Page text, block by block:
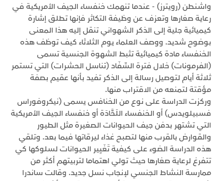
‎واشنطن (رويترز) - عندما تنهمك خنفساء الجيف الأمريكية في
رعاية صغارها وتعزف عن وظيفة التكاثر فإنها تطلق إشارة
كيميائية جلية إلى الذكر الشهواني تنقل إليه هذا المعنى
بوضوح شديد. ‎ووصف العلماء يوم الثلاثاء كيف توظف هذه
الخنفساء مادة كيميائية تثبط الشهوة الجنسية تسمى
(الفرمونات) خلال فترة السِّفَاد (تناسل الحشرات) التي تستمر
ثلاثة أيام لتوصيل رسالة إلى الذكر تفيد بأنها عقيم بصفة
مؤقتة لتمنعه من الاقتراب منها.
‎وركزت الدراسة على نوع من الخنافس يسمى (نيكروفوراس
فسبيلويدس) أو الخنفساء اللَحَّادَة أو خنفساء الجيف الأمريكية
التي تشتهر بدفن جيف الحيوانات الصغيرة مثل الطيور
والقوارض بالقرب منها لتصبح غذاء ليرقاتها فيما بعد. ‎وتلقي
هذه الدراسة الضوء على كيفية تَغَيِير الحيوانات لسلوكها كي
تتفرغ لرعاية صغارها حيث تولي اهتماما لتربيتهم أكثر من
ممارسة النشاط الجنسي لإنجاب نسل جديد. ‎وقالت ساندرا